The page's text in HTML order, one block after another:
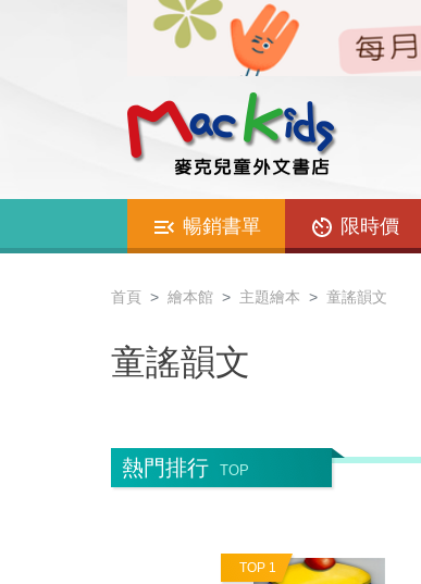
暢銷書單 限時價
首頁 繪本館 主題繪本 童謠韻文
童謠韻文
熱門排行 TOP
TOP 1